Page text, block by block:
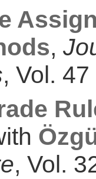
,
, Vol.
, Vol.